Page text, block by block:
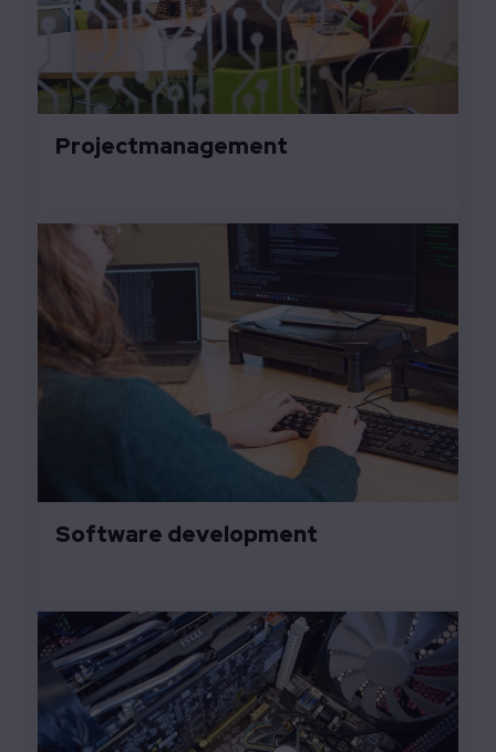
Projectmanagement
Software development